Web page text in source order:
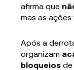
afirma que
mas as ações
Após a
organizam
bloqueios de